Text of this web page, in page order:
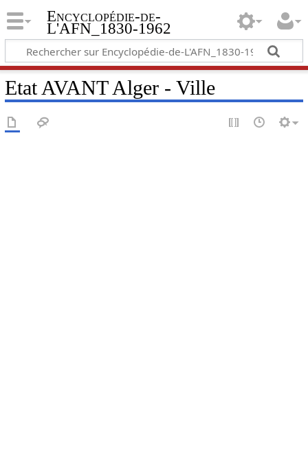
Encyclopédie-de-
L'AFN_1830-1962
Etat AVANT Alger - Ville